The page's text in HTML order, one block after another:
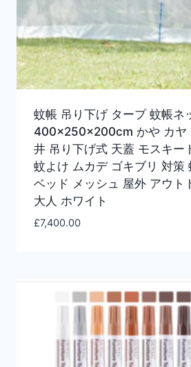
蚊帳 吊り下げ タープ 蚊帳ネ
400×250×200cm かや カヤ
井 吊り下げ式 天蓋 モスキー
蚊よけ ムカデ ゴキブリ 対策
ベッド メッシュ 屋外 アウト
大人 ホワイト
£7,400.00